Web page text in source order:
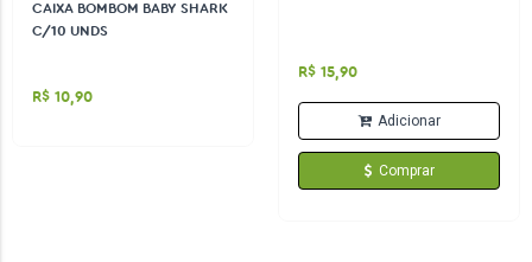
CAIXA BOMBOM BABY SHARK
C/10 UNDS
R$ 10,90
R$ 15,90
Adicionar
Comprar